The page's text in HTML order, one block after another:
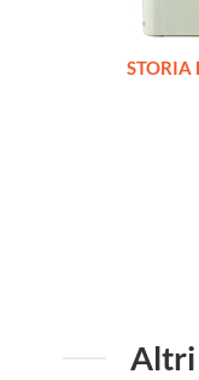
STORIA
Altri